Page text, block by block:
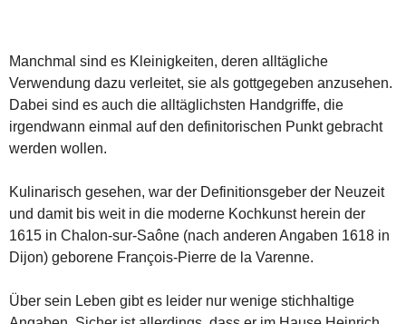
Manchmal sind es Kleinigkeiten, deren alltägliche
Verwendung dazu verleitet, sie als gottgegeben anzusehen.
Dabei sind es auch die alltäglichsten Handgriffe, die
irgendwann einmal auf den definitorischen Punkt gebracht
werden wollen.
Kulinarisch gesehen, war der Definitionsgeber der Neuzeit
und damit bis weit in die moderne Kochkunst herein der
1615 in Chalon-sur-Saône (nach anderen Angaben 1618 in
Dijon) geborene François-Pierre de la Varenne.
Über sein Leben gibt es leider nur wenige stichhaltige